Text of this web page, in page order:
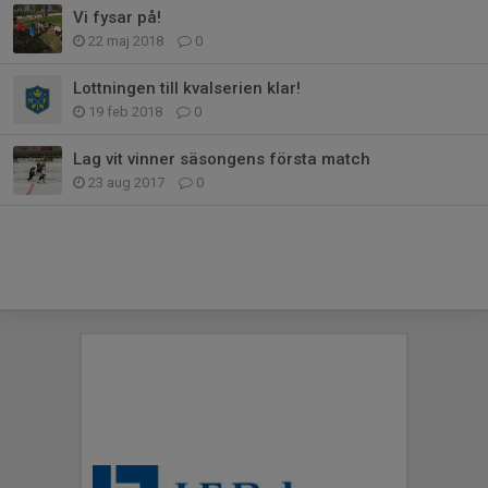
Vi fysar på!
22 maj 2018 0
Lottningen till kvalserien klar!
19 feb 2018 0
Lag vit vinner säsongens första match
23 aug 2017 0